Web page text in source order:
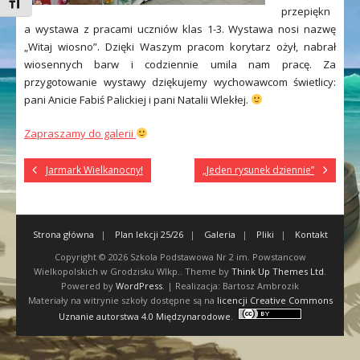
Toggle Font size
przepiękn
a wystawa z pracami uczniów klas 1-3. Wystawa nosi nazwę
„Witaj wiosno”. Dzięki Waszym pracom korytarz ożył, nabrał
wiosennych barw i codziennie umila nam pracę. Za
przygotowanie wystawy dziękujemy wychowawcom świetlicy:
pani Anicie Fabiś Palickiej i pani Natalii Wlekłej.
Zapraszamy do galerii
Jarmark Wielkanocny! „Jeden rysunek dziennie”
Strona główna Plan lekcji 25/26 Galeria Pliki
Kontakt
Copyright © 2026 Szkola Podstawowa Nr 2 im. Powstancow
Wielkopolskich w Grodzisku Wlkp.
. Theme by Think Up Themes Ltd
Powered by WordPress . | Realizacja: Bartosz Ambrozik
Materiały na witrynie szkoły dostępne są na licencji Creative Commons
Uznanie autorstwa 4.0 Międzynarodowe